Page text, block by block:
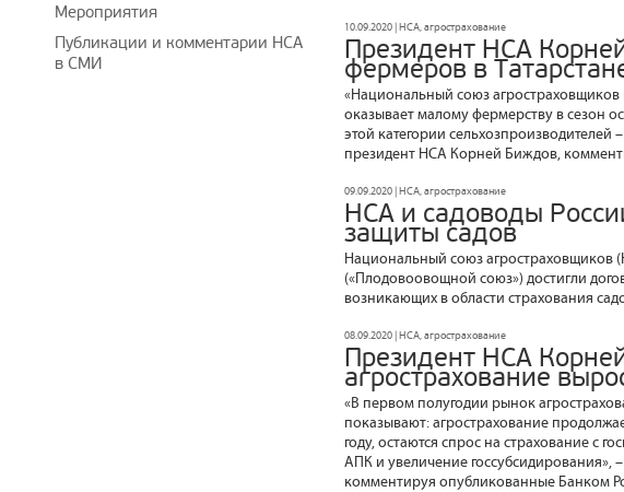
10.09.2020 | НСА, агрострахование
Президент НСА
фермеров в
«Национальный союз агростраховщиков
оказывает малому фермерству в сезон
этой категории
президент НСА Корней Биждов,
09.09.2020 | НСА, агрострахование
НСА и садоводы
защиты садов
Национальный союз
(«Плодовоовощной союз») достигли
возникающих в области страхования
08.09.2020 | НСА, агрострахование
Президент НСА
агрострахование
«В первом полугодии рынок
показывают: агрострахование
году, остаются спрос на страхование с
АПК и увеличение госсубсидирования»,
комментируя опубликованные Банком
Мероприятия
Публикации и комментарии НСА
в СМИ